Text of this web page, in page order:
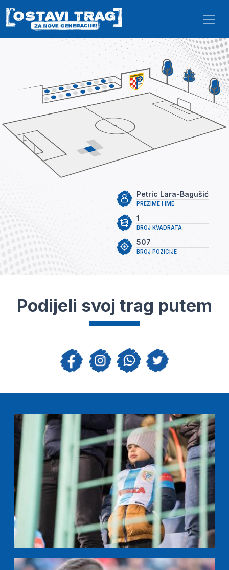
Skip to main content
PREZIME I IME
Petric Lara-Bagušić
BROJ KVADRATA
1
BROJ POZICIJE
507
Podijeli svoj trag putem